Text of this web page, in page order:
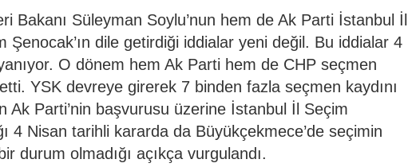
Bakanı Süleyman Soylu’nun hem de Ak Parti İstanbul İl
Şenocak’ın dile getirdiği iddialar yeni değil. Bu iddialar 4
O dönem hem Ak Parti hem de CHP seçmen
YSK devreye girerek 7 binden fazla seçmen kaydını
Ak Parti’nin başvurusu üzerine İstanbul İl Seçim
4 Nisan tarihli kararda da Büyükçekmece’de seçimin
durum olmadığı açıkça vurgulandı.